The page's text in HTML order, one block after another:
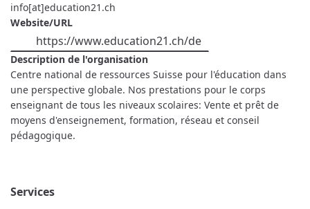
info[at]education21.ch
Website/URL
https://www.education21.ch/de
Description de l'organisation
Centre national de ressources Suisse pour l'éducation dans
une perspective globale. Nos prestations pour le corps
enseignant de tous les niveaux scolaires: Vente et prêt de
moyens d'enseignement, formation, réseau et conseil
pédagogique.
Services